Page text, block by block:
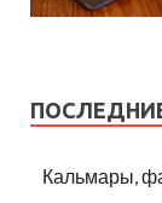
Кальмары,